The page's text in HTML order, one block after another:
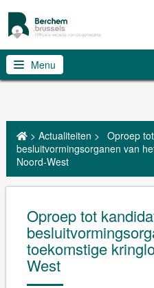
Menu
> Actualiteiten > Oproep
besluitvormingsorganen van
Noord-West
Oproep tot
toekomstige
West